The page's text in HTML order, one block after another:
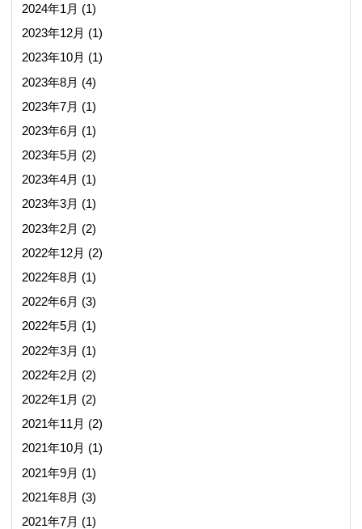
2024年1月 (1)
2023年12月 (1)
2023年10月 (1)
2023年8月 (4)
2023年7月 (1)
2023年6月 (1)
2023年5月 (2)
2023年4月 (1)
2023年3月 (1)
2023年2月 (2)
2022年12月 (2)
2022年8月 (1)
2022年6月 (3)
2022年5月 (1)
2022年3月 (1)
2022年2月 (2)
2022年1月 (2)
2021年11月 (2)
2021年10月 (1)
2021年9月 (1)
2021年8月 (3)
2021年7月 (1)